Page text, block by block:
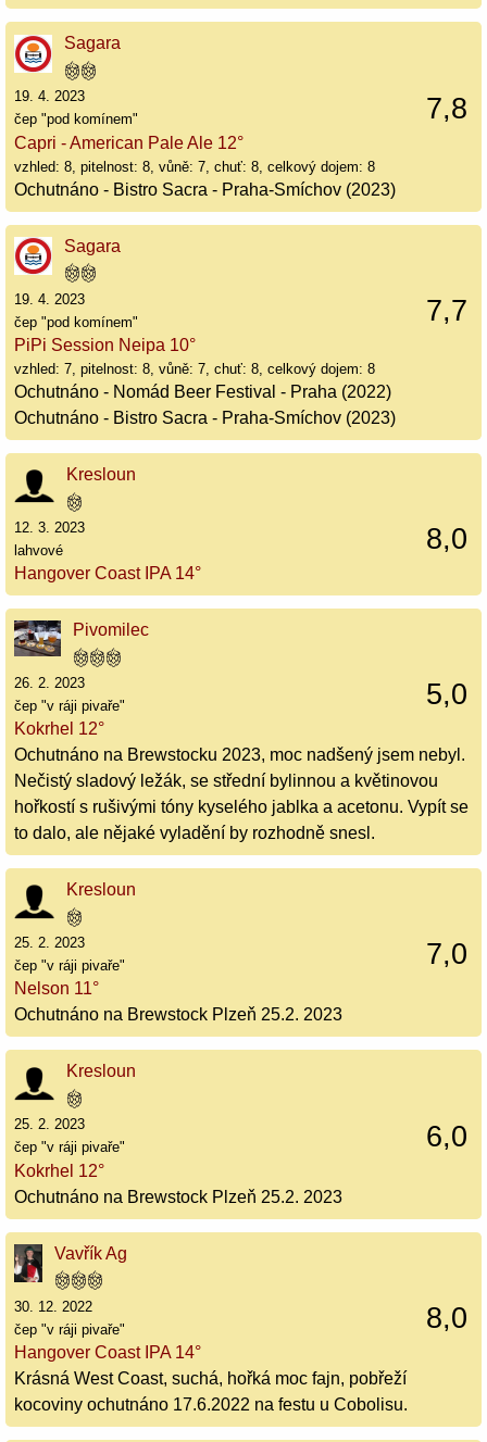
Sagara
7,8
19. 4. 2023
čep "pod komínem"
Capri - American Pale Ale 12°
vzhled: 8, pitelnost: 8, vůně: 7, chuť: 8, celkový dojem: 8
Ochutnáno - Bistro Sacra - Praha-Smíchov (2023)
Sagara
7,7
19. 4. 2023
čep "pod komínem"
PiPi Session Neipa 10°
vzhled: 7, pitelnost: 8, vůně: 7, chuť: 8, celkový dojem: 8
Ochutnáno - Nomád Beer Festival - Praha (2022)
Ochutnáno - Bistro Sacra - Praha-Smíchov (2023)
Kresloun
8,0
12. 3. 2023
lahvové
Hangover Coast IPA 14°
Pivomilec
5,0
26. 2. 2023
čep "v ráji pivaře"
Kokrhel 12°
Ochutnáno na Brewstocku 2023, moc nadšený jsem nebyl.
Nečistý sladový ležák, se střední bylinnou a květinovou
hořkostí s rušivými tóny kyselého jablka a acetonu. Vypít se
to dalo, ale nějaké vyladění by rozhodně snesl.
Kresloun
7,0
25. 2. 2023
čep "v ráji pivaře"
Nelson 11°
Ochutnáno na Brewstock Plzeň 25.2. 2023
Kresloun
6,0
25. 2. 2023
čep "v ráji pivaře"
Kokrhel 12°
Ochutnáno na Brewstock Plzeň 25.2. 2023
Vavřík Ag
8,0
30. 12. 2022
čep "v ráji pivaře"
Hangover Coast IPA 14°
Krásná West Coast, suchá, hořká moc fajn, pobřeží
kocoviny ochutnáno 17.6.2022 na festu u Cobolisu.